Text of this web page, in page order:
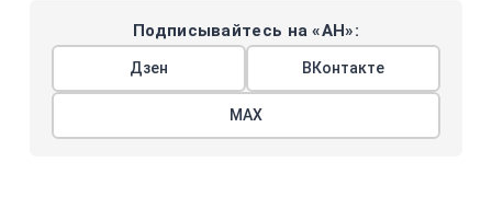
Подписывайтесь на «АН»:
Дзен ВКонтакте
МАХ